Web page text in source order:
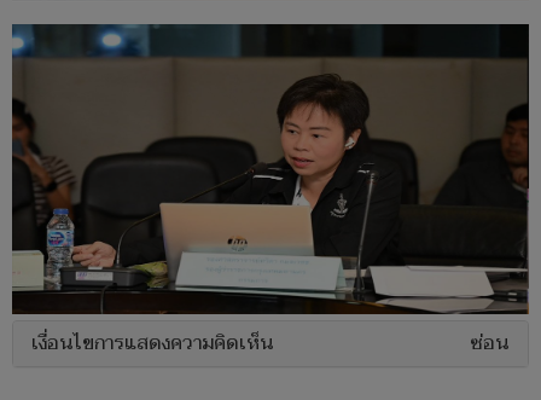
เงื่อนไขการแสดงความคิดเห็น ซ่อน